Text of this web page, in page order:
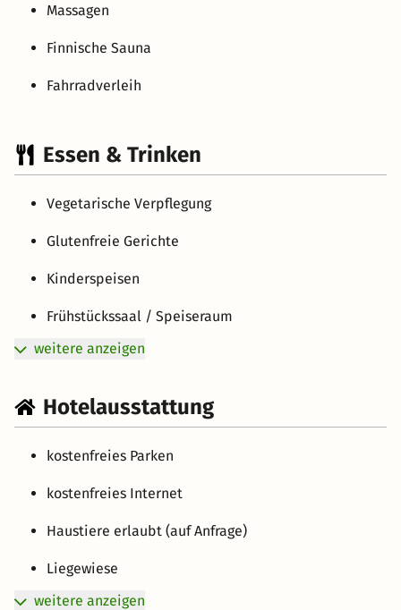
Massagen
Finnische Sauna
Fahrradverleih
Essen & Trinken
Vegetarische Verpflegung
Glutenfreie Gerichte
Kinderspeisen
Frühstückssaal / Speiseraum
weitere anzeigen
Hotelausstattung
kostenfreies Parken
kostenfreies Internet
Haustiere erlaubt (auf Anfrage)
Liegewiese
weitere anzeigen